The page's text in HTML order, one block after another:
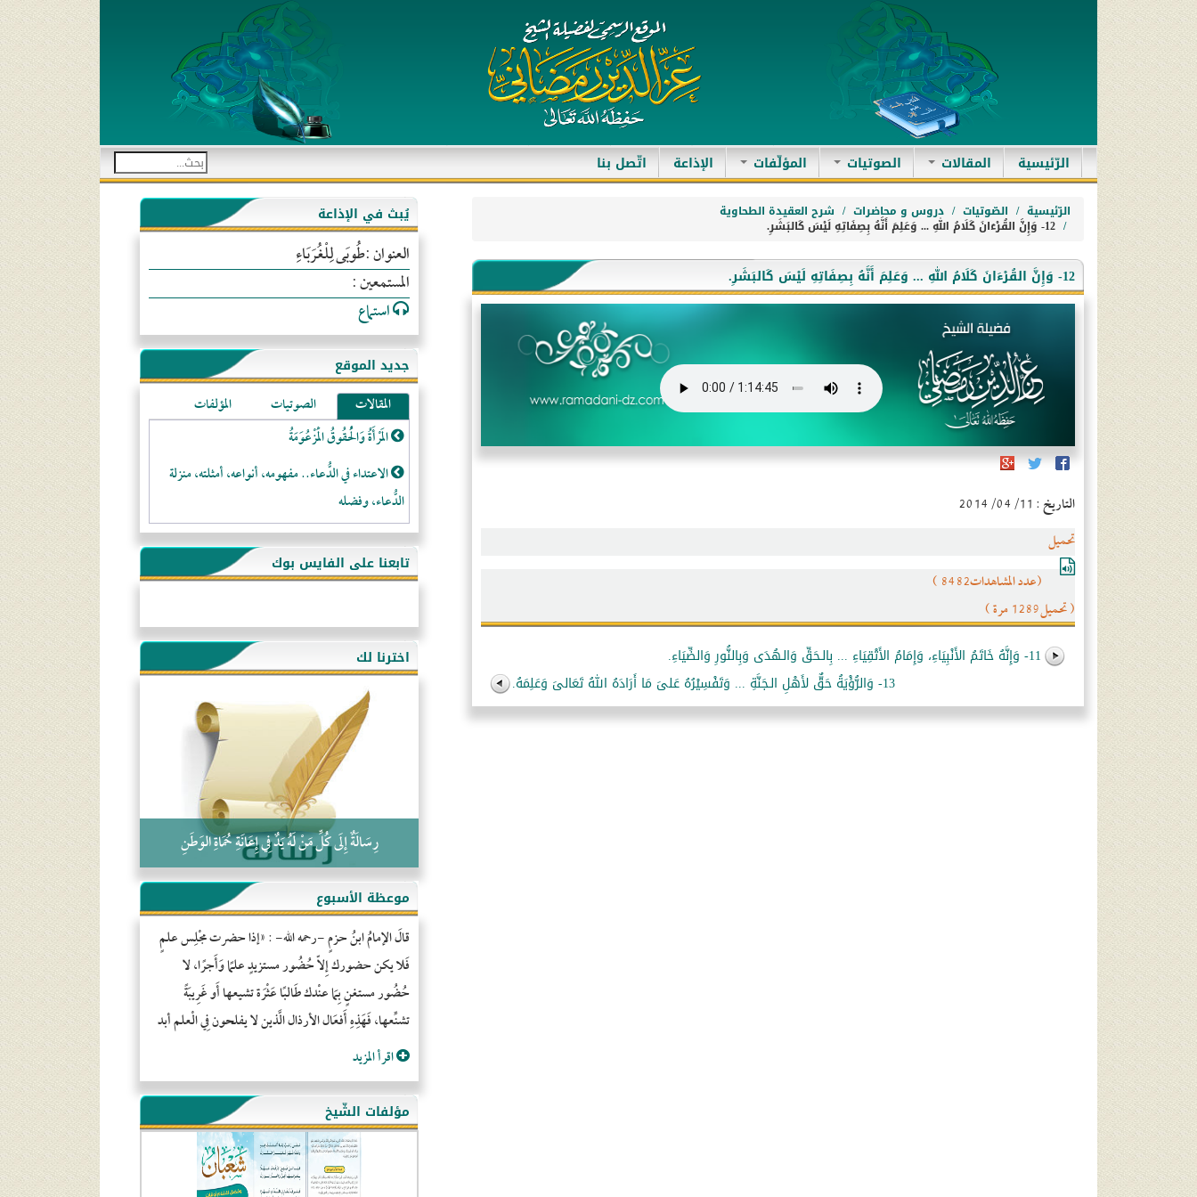
الرّئيسية(current) المقالات الصوتيات المؤلّفات الإذاعة اتّصل بنا
الرّئيسية الصّوتيات دروس و محاضرات شرح العقيدة الطحاوية
12- وَإِنَّ القُرْءَانَ كَلَامُ اللهِ ... وَعَلِمَ أَنَّهُ بِصِفَاتِهِ لَيْسَ كَالبَشَرِ.
12- وَإِنَّ القُرْءَانَ كَلَامُ اللهِ ... وَعَلِمَ أَنَّهُ بِصِفَاتِهِ لَيْسَ كَالبَشَرِ.
التاريخ : 2014/04/11
تحميل
(عدد المشاهدات8482 )
( تحميل1289 مرة )
11- وَإِنَّهُ خَاتَمُ الأَنْبِيَاءِ، وَإِمَامُ الأَتْقِيَاءِ ... بِالـحَقِّ وَالـهُدَى وَبِالنُّورِ وَالضِّيَاءِ.
13- وَالرُّؤْيَةُ حَقٌّ لأَهْلِ الـجَنَّةِ ... وَتَفْسِيْرُهُ عَلىَ مَا أَرَادَهُ اللهُ تَعَالىَ وَعَلِمَهُ.
يُبث في الإذاعة
العنوان :طُوبَى لِلْغُرَبَاءِ
المستمعين :
استماع
جديد الموقع
المقالات الصوتيات
المؤلفات
المَرْأَةُ وَالْحُقُوقُ الْمَزْعُوَمَةُ
الاعتداء في الدُّعاء.. مفهومه، أنواعه، أمثلته، منزلة
الدُّعاء، وفضله
لا تتَّبعوا عورات الـمسلمين
فقه النَّصيحة عند الصَّحابة الكرام رضي الله عنهم
هذه سبيلنا فماذا تنقمون؟!
أُسُـسُ بَـيْـتِ الـمُسْـلِمِ
التَّعْلِيمُ القُرْآنِي
كلمة إلى إخواني السلفيين في الجزائر
تابعنا على الفايس بوك
اخترنا لك
رِسَالَةٌ إِلَى كُلِّ مَنْ لَهُ يَدٌ فِي إِعَانَةِ حُمَاةِ الوَطَنِ
موعظة الأسبوع
قالَ الإمامُ ابنُ حزمٍ -رحمه الله- : «إذا حضرت مجْلِس علمٍ
فَلا يكن حضورك إِلاّ حُضُور مستزيدٍ علمًا وَأَجرًا، لا
حُضُور مستغنٍ بِمَا عنْدك طَالبًا عَثْرَة تشيعها أَو غَرِيبَةً
تشنِّعها، فَهَذِهِ أَفعَال الأرذال الَّذين لا يفلحون فِي الْعلم أبد
اقرأ المزيد
مؤلفات الشّيخ